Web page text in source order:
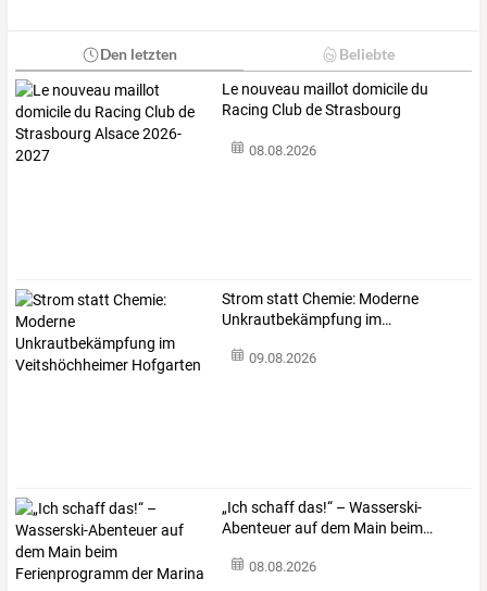
Den letzten Beliebte
Le nouveau maillot domiciledu
Racing ClubdeStrasbourg
08.08.2026
Stromstatt Chemie: Moderne
Unkrautbekämpfung im…
09.08.2026
„Ich schaffdas!“ – Wasserski-
Abenteueraufdem Main beim…
08.08.2026